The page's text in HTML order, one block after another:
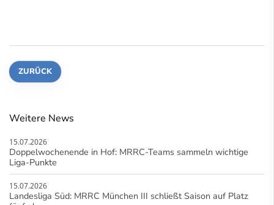
ZURÜCK
Weitere News
15.07.2026
Doppelwochenende in Hof: MRRC-Teams sammeln wichtige
Liga-Punkte
15.07.2026
Landesliga Süd: MRRC München III schließt Saison auf Platz